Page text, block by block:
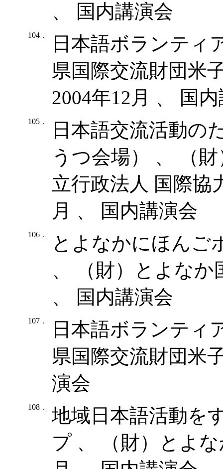
、 国内講演会
104．
日本語ボランテ
県国際交流財団米
2004年12月 、 国
105．
日本語交流活動の
うつ会場） 、 （
立行政法人 国際協
月 、 国内講演会
106．
とよなかにほんご
、 （財）とよなか
、 国内講演会
107．
日本語ボランテ
県国際交流財団米
演会
108．
地域日本語活動を
プ 、 （財）とよ